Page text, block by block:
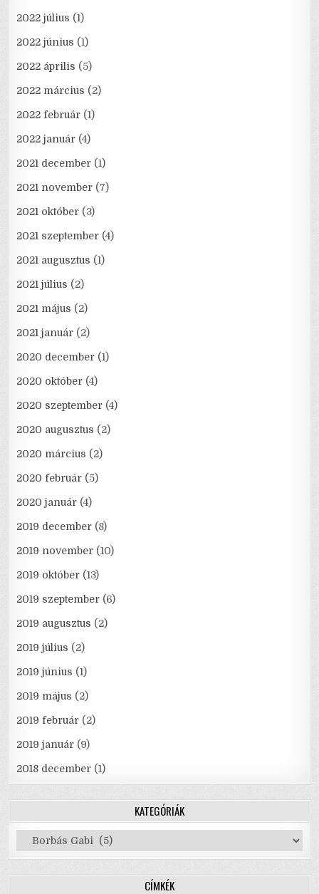
2022 július (1)
2022 június (1)
2022 április (5)
2022 március (2)
2022 február (1)
2022 január (4)
2021 december (1)
2021 november (7)
2021 október (3)
2021 szeptember (4)
2021 augusztus (1)
2021 július (2)
2021 május (2)
2021 január (2)
2020 december (1)
2020 október (4)
2020 szeptember (4)
2020 augusztus (2)
2020 március (2)
2020 február (5)
2020 január (4)
2019 december (8)
2019 november (10)
2019 október (13)
2019 szeptember (6)
2019 augusztus (2)
2019 július (2)
2019 június (1)
2019 május (2)
2019 február (2)
2019 január (9)
2018 december (1)
KATEGÓRIÁK
Kategóriák
CÍMKÉK